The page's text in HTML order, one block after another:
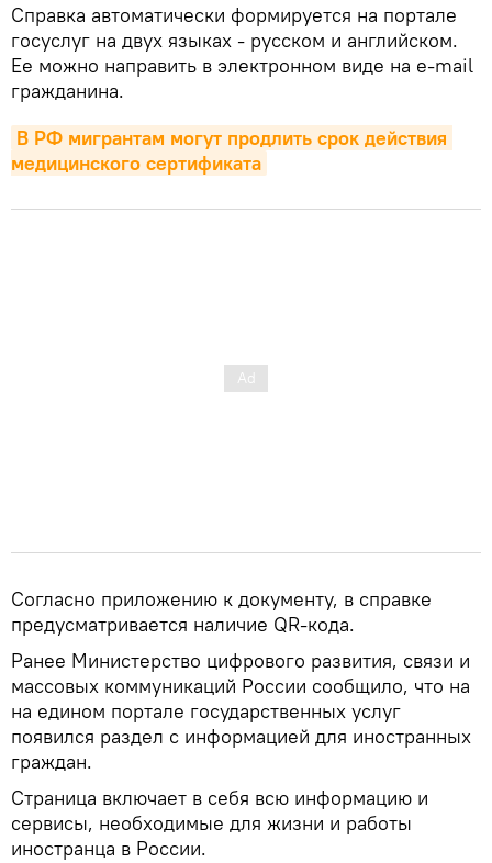
Справка автоматически формируется на портале
госуслуг на двух языках - русском и английском.
Ее можно направить в электронном виде на e-mail
гражданина.
В РФ мигрантам могут продлить срок действия
медицинского сертификата
Согласно приложению к документу, в справке
предусматривается наличие QR-кода.
Ранее Министерство цифрового развития, связи и
массовых коммуникаций России сообщило, что на
на едином портале государственных услуг
появился раздел с информацией для иностранных
граждан.
Страница включает в себя всю информацию и
сервисы, необходимые для жизни и работы
иностранца в России.